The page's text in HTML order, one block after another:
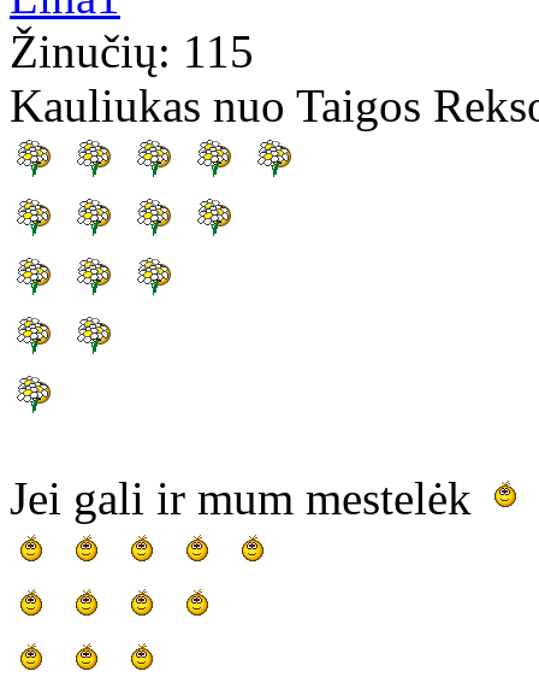
Žinučių: 115
Kauliukas nuo Taigos
Jei gali ir mum mestelėk